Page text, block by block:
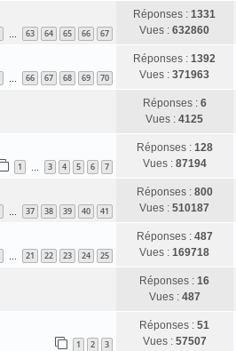
63 64 65 66 67
Réponses :1331
Vues :632860
66 67 68 69 70
Réponses :1392
Vues :371963
Réponses : 6
Vues :4125
1 3 4 5 6 7
Réponses : 128
Vues : 87194
37 38 39 40 41
Réponses : 800
Vues :510187
21 22 23 24 25
Réponses : 487
Vues :169718
Réponses :16
Vues : 487
1 2 3
Réponses :51
Vues : 57507